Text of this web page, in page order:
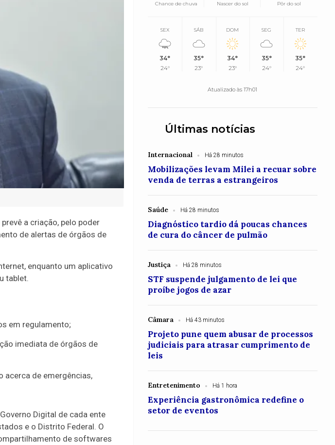
a criação, pelo poder
de alertas de órgãos de
enquanto um aplicativo
tablet.
em regulamento;
imediata de órgãos de
acerca de emergências,
Digital de cada ente
e o Distrito Federal. O
de softwares
Chance de chuva
Nascer do sol Pôr do sol
SEX
34°
24°
SÁB
35°
23°
DOM
34°
23°
SEG
35°
24°
TER
35°
24°
Atualizado às 17h01
Últimas notícias
Internacional Há 28 minutos
Mobilizações levam Milei a recuar sobre
venda de terras a estrangeiros
Saúde Há 28 minutos
Diagnóstico tardio dá poucas chances
de cura do câncer de pulmão
Justiça Há 28 minutos
STF suspende julgamento de lei que
proíbe jogos de azar
Câmara Há 43 minutos
Projeto pune quem abusar de processos
judiciais para atrasar cumprimento de
leis
Entretenimento Há 1 hora
Experiência gastronômica redefine o
setor de eventos